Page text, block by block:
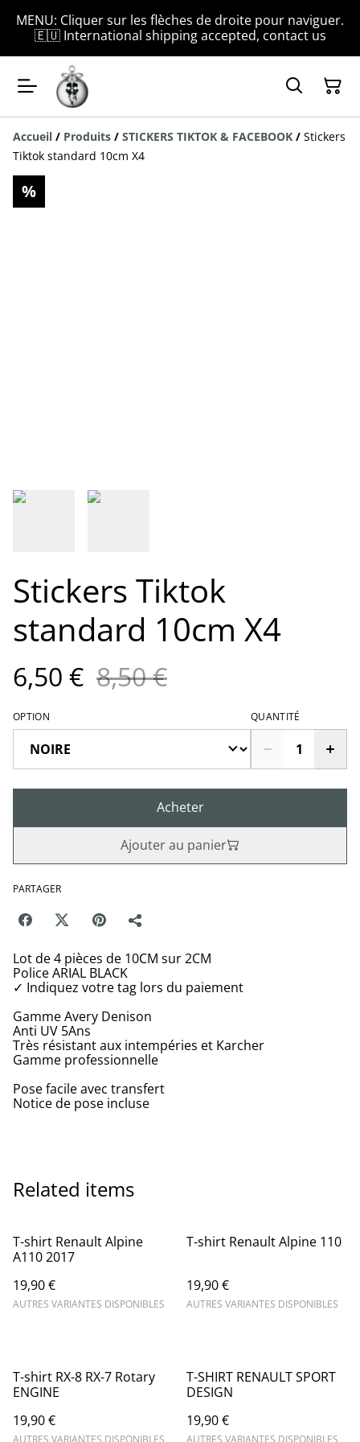
MENU: Cliquer sur les flèches de droite pour naviguer.
🇪🇺 International shipping accepted, contact us
Accueil / Produits / STICKERS TIKTOK & FACEBOOK / Stickers
Tiktok standard 10cm X4
%
Stickers Tiktok
standard 10cm X4
6,50 € 8,50 €
OPTION QUANTITÉ
Acheter
Ajouter au panier
PARTAGER
Lot de 4 pièces de 10CM sur 2CM
Police ARIAL BLACK
✓ Indiquez votre tag lors du paiement
Gamme Avery Denison
Anti UV 5Ans
Très résistant aux intempéries et Karcher
Gamme professionnelle
Pose facile avec transfert
Notice de pose incluse
Related items
T-shirt Renault Alpine
A110 2017
19,90 €
AUTRES VARIANTES DISPONIBLES
T-shirt Renault Alpine 110
19,90 €
AUTRES VARIANTES DISPONIBLES
T-shirt RX-8 RX-7 Rotary
ENGINE
19,90 €
AUTRES VARIANTES DISPONIBLES
T-SHIRT RENAULT SPORT
DESIGN
19,90 €
AUTRES VARIANTES DISPONIBLES